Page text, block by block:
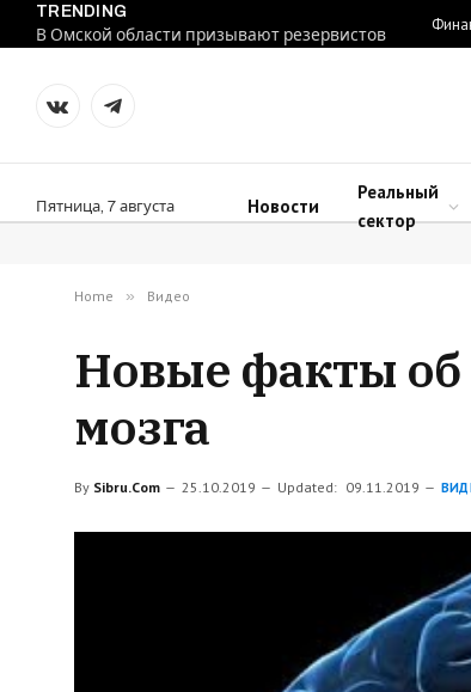
TRENDING
В Омской области призывают резервистов
VKontakteTelegram
Пятница, 7 августа Новости
Реальный
сектор
Home » Видео
Новые факты
мозга
By Sibru.Com 25.10.2019 Updated: 09.11.2019